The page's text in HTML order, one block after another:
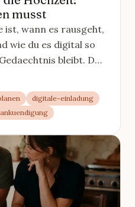
musst
ist, wann es rausgeht,
wie du es digital so
bleibt. Der
digitale-einladung